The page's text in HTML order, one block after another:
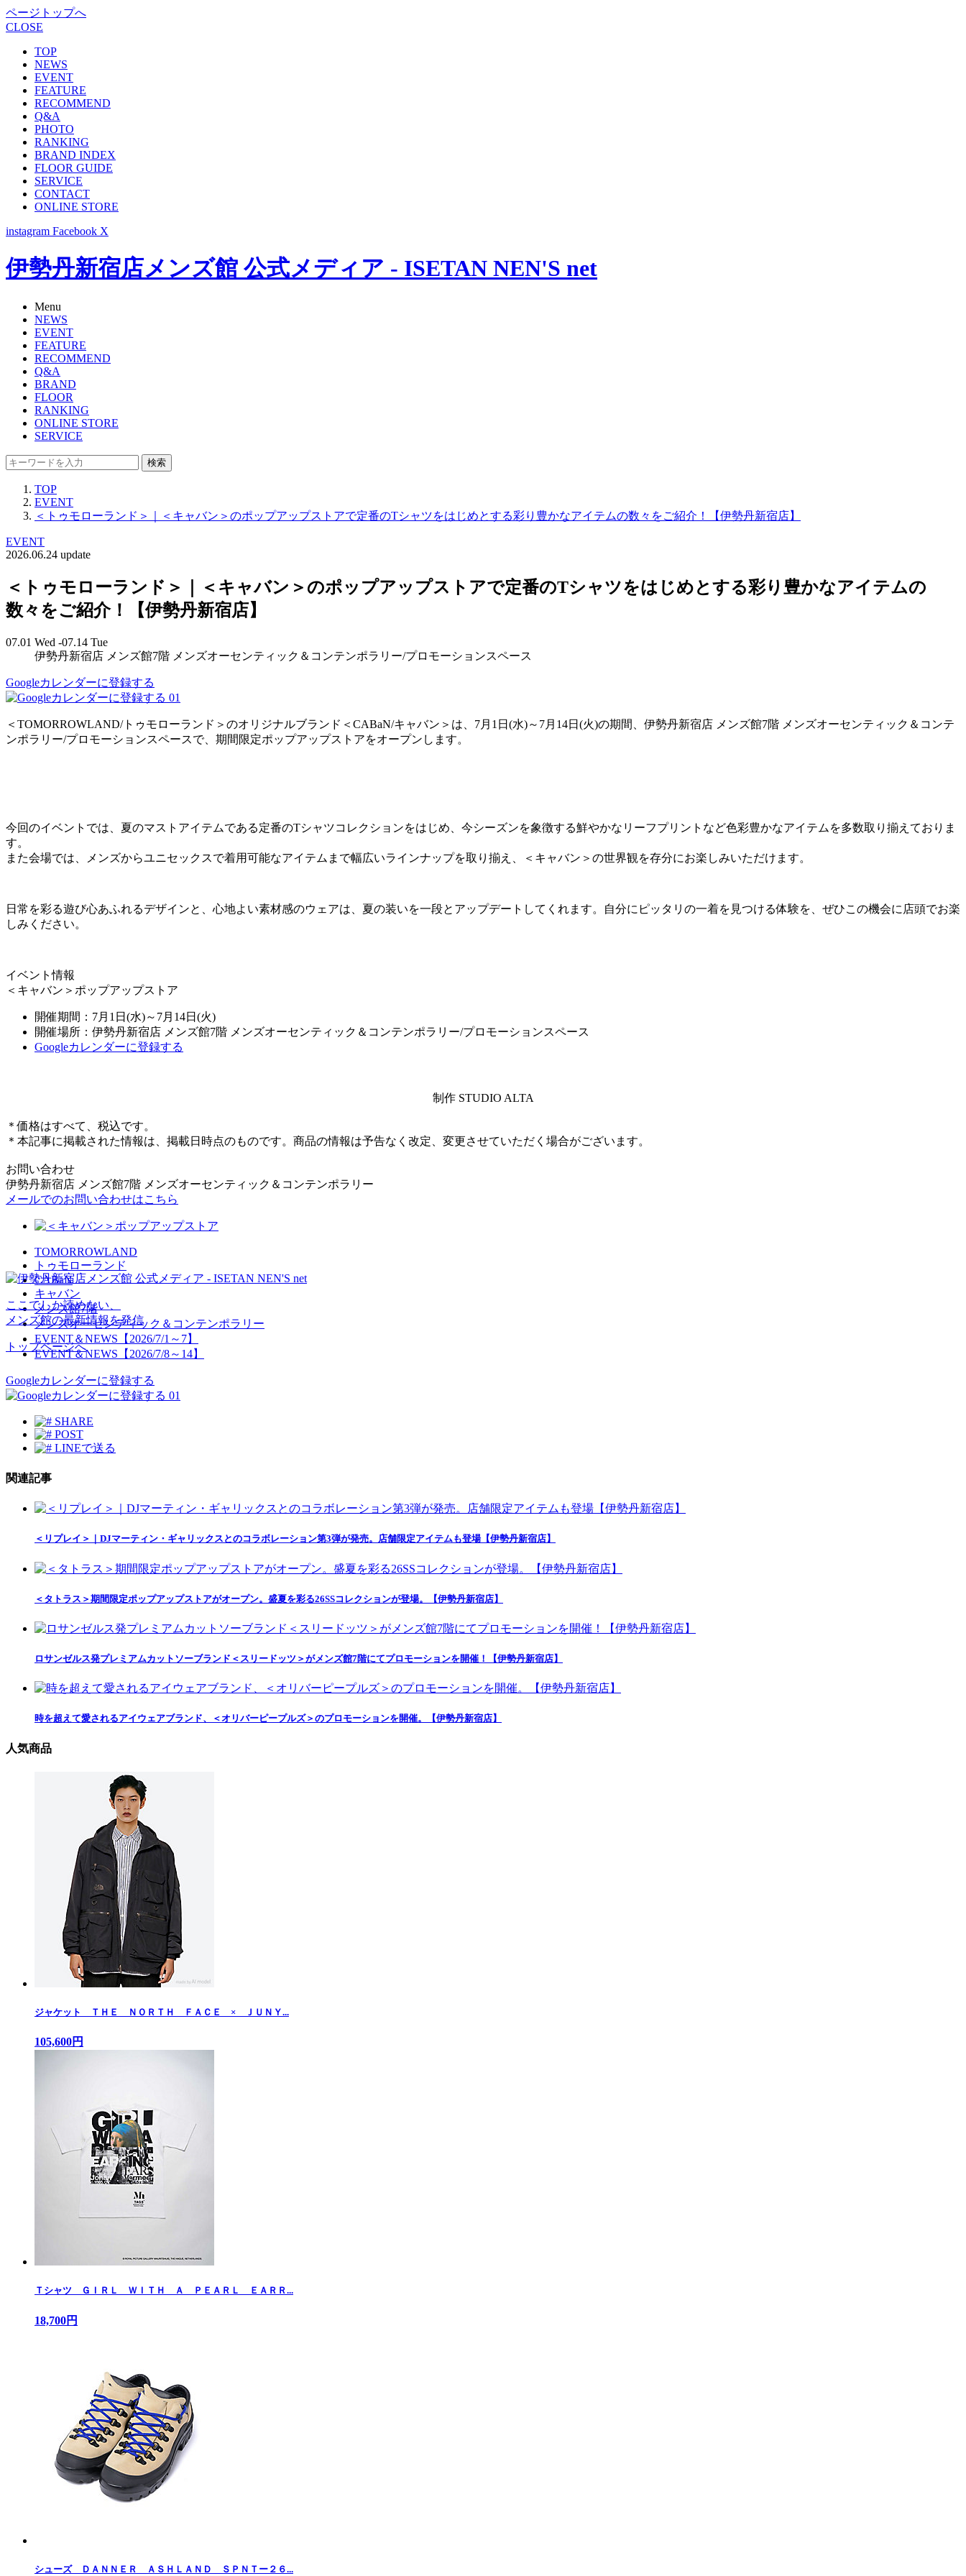
ページトップへ
CLOSE
TOP
NEWS
EVENT
FEATURE
RECOMMEND
Q&A
PHOTO
RANKING
BRAND INDEX
FLOOR GUIDE
SERVICE
CONTACT
ONLINE STORE
instagram Facebook X
伊勢丹新宿店メンズ館 公式メディア - ISETAN NEN'S net
Menu
NEWS
EVENT
FEATURE
RECOMMEND
Q&A
BRAND
FLOOR
RANKING
ONLINE STORE
SERVICE
検索
TOP
EVENT
＜トゥモローランド＞｜＜キャバン＞のポップアップストアで定番のTシャツをはじめとする彩り豊かなアイテムの数々をご紹介！【伊勢丹新宿店】
EVENT
2026.06.24 update
＜トゥモローランド＞｜＜キャバン＞のポップアップストアで定番のTシャツをはじめとする彩り豊かなアイテムの
数々をご紹介！【伊勢丹新宿店】
07.01 Wed -07.14 Tue
伊勢丹新宿店 メンズ館7階 メンズオーセンティック＆コンテンポラリー/プロモーションスペース
Googleカレンダーに登録する
01
＜TOMORROWLAND/トゥモローランド＞のオリジナルブランド＜CABaN/キャバン＞は、7月1日(水)～7月14日(火)の期間、伊勢丹新宿店 メンズ館7階 メンズオーセンティック＆コンテ
ンポラリー/プロモーションスペースで、期間限定ポップアップストアをオープンします。
今回のイベントでは、夏のマストアイテムである定番のTシャツコレクションをはじめ、今シーズンを象徴する鮮やかなリーフプリントなど色彩豊かなアイテムを多数取り揃えておりま
す。
また会場では、メンズからユニセックスで着用可能なアイテムまで幅広いラインナップを取り揃え、＜キャバン＞の世界観を存分にお楽しみいただけます。
日常を彩る遊び心あふれるデザインと、心地よい素材感のウェアは、夏の装いを一段とアップデートしてくれます。自分にピッタリの一着を見つける体験を、ぜひこの機会に店頭でお楽
しみください。
イベント情報
＜キャバン＞ポップアップストア
開催期間：7月1日(水)～7月14日(火)
開催場所：伊勢丹新宿店 メンズ館7階 メンズオーセンティック＆コンテンポラリー/プロモーションスペース
Googleカレンダーに登録する
制作 STUDIO ALTA
＊価格はすべて、税込です。
＊本記事に掲載された情報は、掲載日時点のものです。商品の情報は予告なく改定、変更させていただく場合がございます。
お問い合わせ
伊勢丹新宿店 メンズ館7階 メンズオーセンティック＆コンテンポラリー
メールでのお問い合わせはこちら
TOMORROWLAND
トゥモローランド
CABaN
キャバン
メンズ館7階
メンズオーセンティック＆コンテンポラリー
EVENT＆NEWS【2026/7/1～7】
EVENT＆NEWS【2026/7/8～14】
Googleカレンダーに登録する
01
SHARE
POST
LINEで送る
関連記事
＜リプレイ＞｜DJマーティン・ギャリックスとのコラボレーション第3弾が発売。店舗限定アイテムも登場【伊勢丹新宿店】
＜タトラス＞期間限定ポップアップストアがオープン。盛夏を彩る26SSコレクションが登場。【伊勢丹新宿店】
ロサンゼルス発プレミアムカットソーブランド＜スリードッツ＞がメンズ館7階にてプロモーションを開催！【伊勢丹新宿店】
時を超えて愛されるアイウェアブランド、＜オリバーピープルズ＞のプロモーションを開催。【伊勢丹新宿店】
人気商品
ジャケット ＴＨＥ ＮＯＲＴＨ ＦＡＣＥ × ＪＵＮＹ...
105,600円
Ｔシャツ ＧＩＲＬ ＷＩＴＨ Ａ ＰＥＡＲＬ ＥＡＲＲ...
18,700円
シューズ ＤＡＮＮＥＲ ＡＳＨＬＡＮＤ ＳＰＮＴー２６...
ここでしか読めない、
メンズ館の最新情報を発信
トップページへ